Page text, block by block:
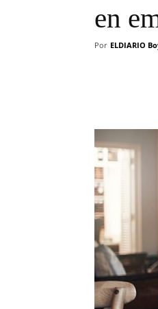
en
Por ELDIARIO